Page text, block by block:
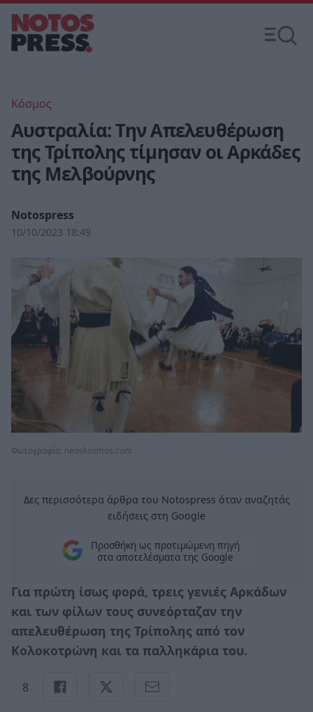
Κόσμος
Αυστραλία: Την Απελευθέρωση
της Τρίπολης τίμησαν οι Αρκάδες
της Μελβούρνης
Notospress
10/10/2023 18:49
Φωτογραφία: neoskosmos.com
Δες περισσότερα άρθρα του Notospress όταν αναζητάς
ειδήσεις στη Google
Προσθήκη ως προτιμώμενη πηγή
στα αποτελέσματα της Google
Για πρώτη ίσως φορά, τρεις γενιές Αρκάδων
και των φίλων τους συνεόρταζαν την
απελευθέρωση της Τρίπολης από τον
Κολοκοτρώνη και τα παλληκάρια του.
8